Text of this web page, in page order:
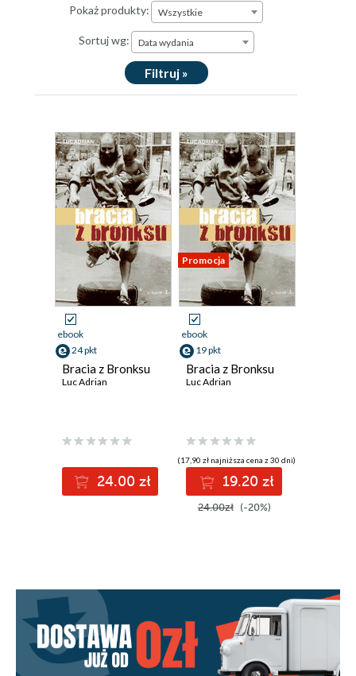
Pokaż produkty: Wszystkie
Sortuj wg: Data wydania
Filtruj »
ebook
24 pkt
Bracia z Bronksu
Luc Adrian
24.00 zł
Promocja
ebook
19 pkt
Bracia z Bronksu
Luc Adrian
(17,90 zł najniższa cena z 30 dni)
19.20 zł
24.00zł (-20%)